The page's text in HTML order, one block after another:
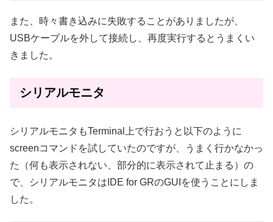
また、時々書き込みに失敗することがありましたが、
USBケーブルを外して接続し、再度実行するとうまくい
きました。
シリアルモニタ
シリアルモニタもTerminal上で行おうと以下のように
screenコマンドを試していたのですが、うまく行かなかっ
た（何も表示されない、部分的に表示されて止まる）の
で、シリアルモニタはIDE for GRのGUIを使うことにしま
した。